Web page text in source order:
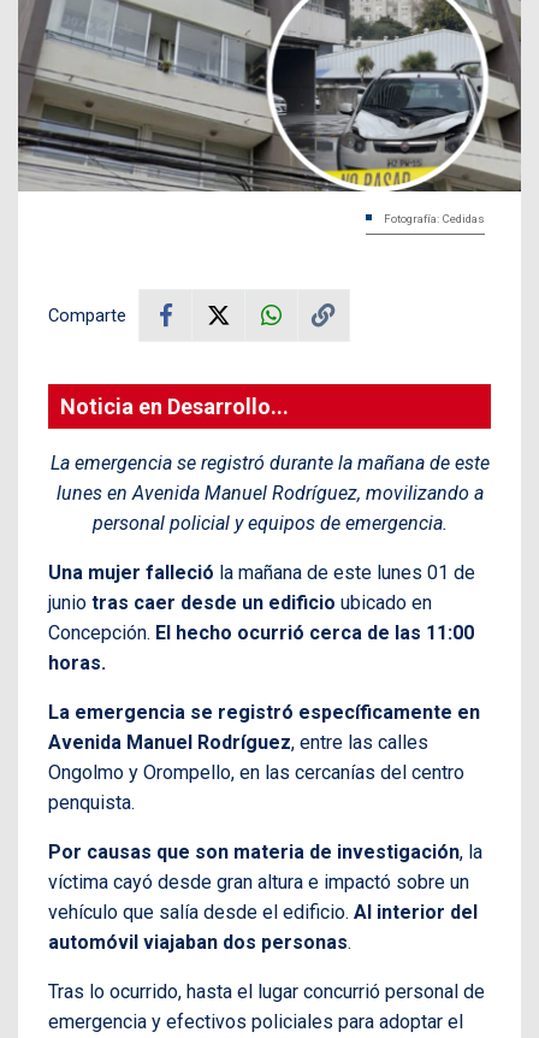
Fotografía: Cedidas
Comparte
Noticia en Desarrollo...
La emergencia se registró durante la mañana de este
lunes en Avenida Manuel Rodríguez, movilizando a
personal policial y equipos de emergencia.
Una mujer falleció la mañana de este lunes 01 de
junio tras caer desde un edificio ubicado en
Concepción. El hecho ocurrió cerca de las 11:00
horas.
La emergencia se registró específicamente en
Avenida Manuel Rodríguez, entre las calles
Ongolmo y Orompello, en las cercanías del centro
penquista.
Por causas que son materia de investigación, la
víctima cayó desde gran altura e impactó sobre un
vehículo que salía desde el edificio. Al interior del
automóvil viajaban dos personas.
Tras lo ocurrido, hasta el lugar concurrió personal de
emergencia y efectivos policiales para adoptar el